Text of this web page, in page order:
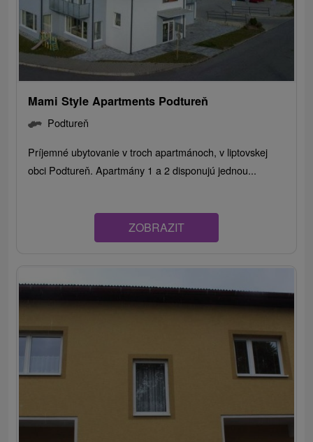
Mami Style Apartments Podtureň
Podtureň
Príjemné ubytovanie v troch apartmánoch, v liptovskej
obci Podtureň. Apartmány 1 a 2 disponujú jednou...
ZOBRAZIT